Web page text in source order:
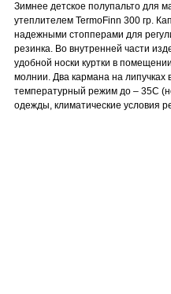
Зимнее детское полупальто для
утеплителем TermoFinn 300 гр.
надежными стопперами для
резинка. Во внутренней части
удобной носки куртки в
молнии. Два кармана на липучках
температурный режим до – 35С
одежды, климатические условия